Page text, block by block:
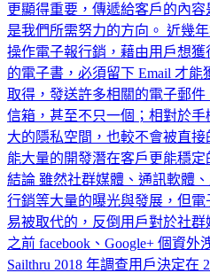
更顯得重要，傳遞給客戶的內
是我們所需努力的方向。 近幾
操作電子報行銷，藉由用戶想
的電子書，必須留下 Email 才
取得，發送許多相關的電子郵件
信箱，甚至不只一個；相對於
大的隱私空間，也較不會被直
能大量的開發潛在客戶更能穩
結論 雖然社群媒體、通訊軟體
行銷等大量的曝光與發展，但
易被取代的，反倒用戶對於社
之前 facebook、Google+ 個資
Sailthru 2018 年調查用戶決定在